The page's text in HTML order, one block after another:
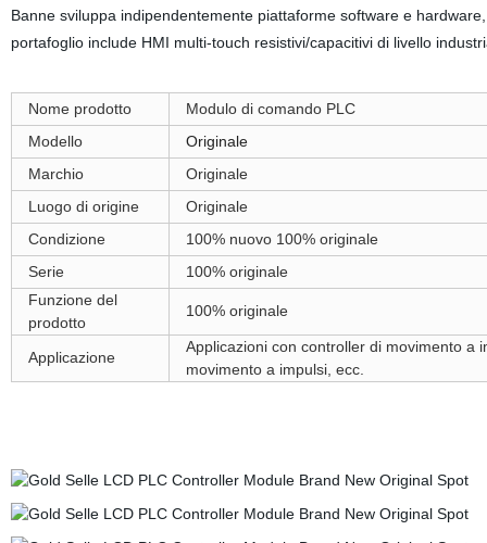
Banne sviluppa indipendentemente piattaforme software e
portafoglio include HMI multi-touch resistivi/capacitivi di livello
Nome prodotto
Modulo di comando PLC
Modello
Originale
Marchio
Originale
Luogo di origine
Originale
Condizione
100% nuovo 100% originale
Serie
100% originale
Funzione del
prodotto
100% originale
Applicazione
Applicazioni con controller di movimento a
movimento a impulsi, ecc.